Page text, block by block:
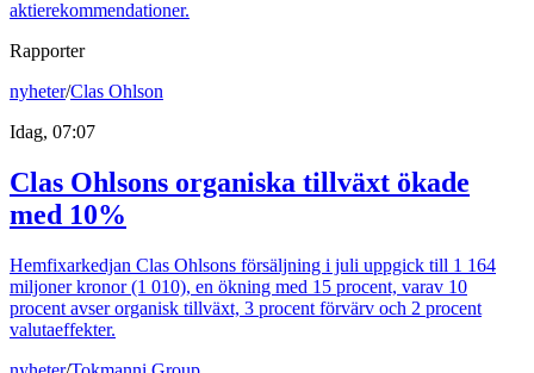
aktierekommendationer.
Rapporter
nyheter/Clas Ohlson
Idag, 07:07
Clas Ohlsons organiska tillväxt ökade
med 10%
Hemfixarkedjan Clas Ohlsons försäljning i juli uppgick till 1 164
miljoner kronor (1 010), en ökning med 15 procent, varav 10
procent avser organisk tillväxt, 3 procent förvärv och 2 procent
valutaeffekter.